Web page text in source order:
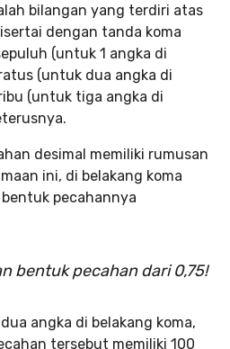
bilangan yang terdiri atas
dengan tanda koma
(untuk 1 angka di
(untuk dua angka di
(untuk tiga angka di
desimal memiliki rumusan
ini, di belakang koma
pecahannya
bentuk pecahan dari 0,75!
angka di belakang koma,
tersebut memiliki 100